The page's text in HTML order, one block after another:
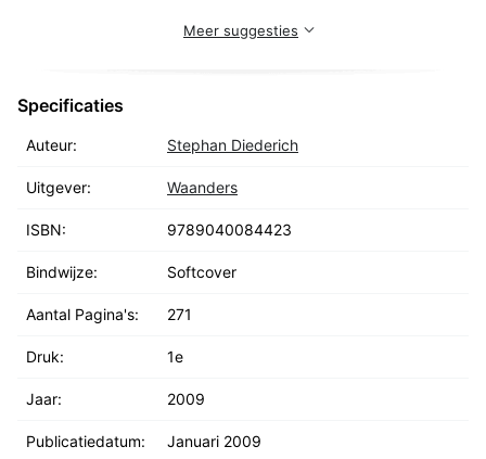
Meer suggesties
Specificaties
Auteur: Stephan Diederich
Uitgever: Waanders
ISBN: 9789040084423
Bindwijze: Softcover
Aantal Pagina's: 271
Druk: 1e
Jaar: 2009
Publicatiedatum: Januari 2009